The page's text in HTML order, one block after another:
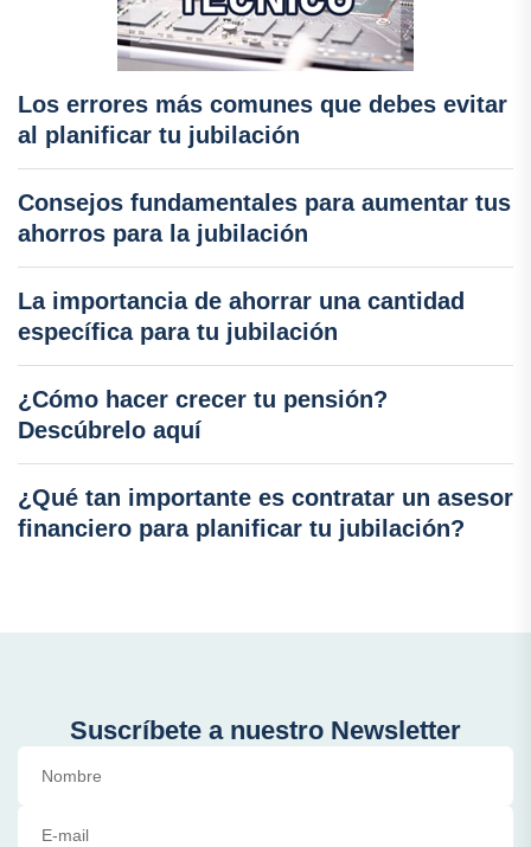
Los errores más comunes que debes evitar
al planificar tu jubilación
Consejos fundamentales para aumentar tus
ahorros para la jubilación
La importancia de ahorrar una cantidad
específica para tu jubilación
¿Cómo hacer crecer tu pensión?
Descúbrelo aquí
¿Qué tan importante es contratar un asesor
financiero para planificar tu jubilación?
Suscríbete a nuestro Newsletter